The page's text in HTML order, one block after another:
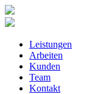
Leistungen
Arbeiten
Kunden
Team
Kontakt